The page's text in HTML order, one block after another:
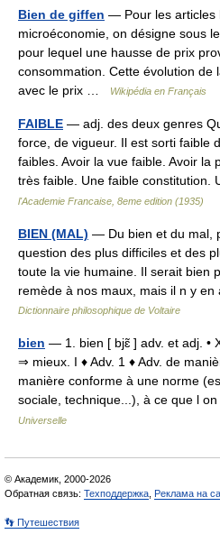
Bien de giffen — Pour les articles
microéconomie, on désigne sous
pour lequel une hausse de prix
consommation. Cette évolution de
avec le prix …
Wikipédia en Français
FAIBLE — adj. des deux genres
force, de vigueur. Il est sorti faible
faibles. Avoir la vue faible. Avoir la
très faible. Une faible
l'Academie Francaise, 8eme edition (1935)
BIEN (MAL) — Du bien et du mal,
question des plus difficiles et des
toute la vie humaine. Il serait bien
remède à nos maux, mais il n y
Dictionnaire philosophique de Voltaire
bien — 1. bien [ bjɛ̃ ] adv. et adj. •
⇒ mieux. I ♦ Adv. 1 ♦ Adv. de
manière conforme à une norme
sociale, technique...), à ce que l
Universelle
© Академик, 2000-2026
Обратная связь: Техподдержка Реклама на
👣 Путешествия